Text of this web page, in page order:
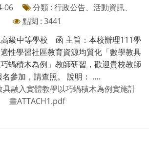
06
分類 : 行政公告、活動資訊、
點閱 : 3441
級中等學校 函 主旨：本校辦理111學
性學習社區教育資源均質化「數學教具
蝸積木為例」教師研習，歡迎貴校教師
名參加，請查照。 說明： ....
融入實體教學以巧蝸積木為例實施計
畫ATTACH1.pdf